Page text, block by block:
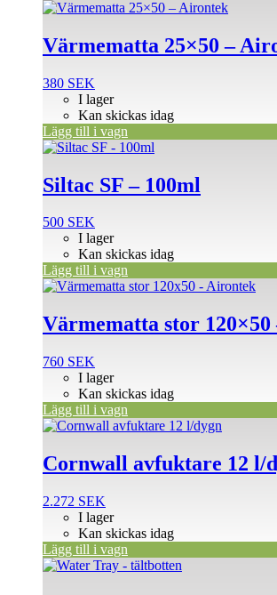
Värmematta 25×50 –
380 SEK
I lager
Kan skickas idag
Lägg till i vagn
Siltac SF – 100ml
500 SEK
I lager
Kan skickas idag
Lägg till i vagn
Värmematta stor
760 SEK
I lager
Kan skickas idag
Lägg till i vagn
Cornwall avfuktare 12 l/
2.272 SEK
I lager
Kan skickas idag
Lägg till i vagn